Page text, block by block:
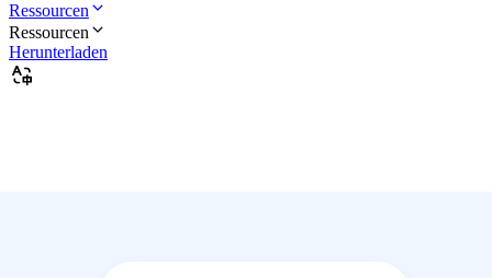
Ressourcen
Ressourcen
Herunterladen